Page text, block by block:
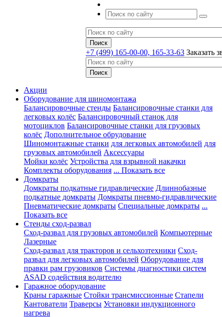
+7 (499) 165-00-00, 165-33-63 Заказать
Акции
Оборудование для шиномонтажа
Балансировочные стенды Балансировочные станки для
легковых колёс Балансировочный станок для
мотоциклов Балансировочные станки для грузовых
колёс Дополнительное обрудование
Шиномонтажные станки для легковых автомобилей для
грузовых автомобилей Аксессуары
Мойки колёс Устройства для взрывной накачки
Комплекты оборудования ... Показать все
Домкраты
Домкраты подкатные гидравлические Длиннобазные
подкатные домкраты Домкраты пневмо-гидравлические
Пневматические домкраты Специальные домкраты ...
Показать все
Стенды сход-развал
Сход-развал для грузовых автомобилей Компьютерные
Лазерные
Сход-развал для тракторов и сельхозтехники Сход-
развал для легковых автомобилей Оборудование для
правки рам грузовиков Системы диагностики систем
ASAD содействия водителю
Гаражное оборудование
Краны гаражные Стойки трансмиссионные Стапели
Кантователи Траверсы Установки индукционного
нагрева